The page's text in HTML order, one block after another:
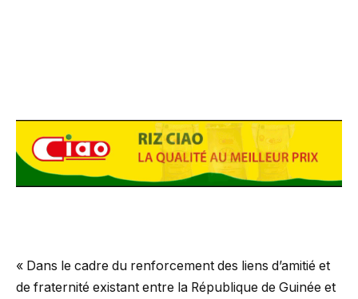
« Dans le cadre du renforcement des liens d’amitié et
de fraternité existant entre la République de Guinée et